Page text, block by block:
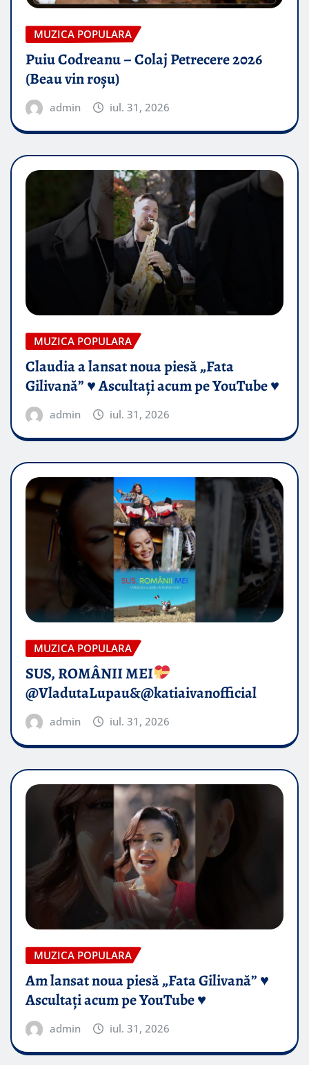
MUZICA POPULARA
Puiu Codreanu – Colaj Petrecere 2026
(Beau vin roșu)
admin iul. 31, 2026
MUZICA POPULARA
Claudia a lansat noua piesă „Fata
Gilivană” ♥️ Ascultați acum pe YouTube ♥️
admin iul. 31, 2026
MUZICA POPULARA
SUS, ROMÂNII MEI
@VladutaLupau&@katiaivanofficial
admin iul. 31, 2026
MUZICA POPULARA
Am lansat noua piesă „Fata Gilivană” ♥️
Ascultați acum pe YouTube ♥️
admin iul. 31, 2026